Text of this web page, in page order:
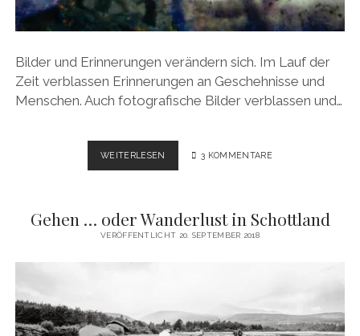
Bilder und Erinnerungen verändern sich. Im Lauf der
Zeit verblassen Erinnerungen an Geschehnisse und
Menschen. Auch fotografische Bilder verblassen und…
WEITERLESEN
DER
3 KOMMENTARE
Gehen … oder Wanderlust in Schottland
VERÖFFENTLICHT 20. SEPTEMBER 2018